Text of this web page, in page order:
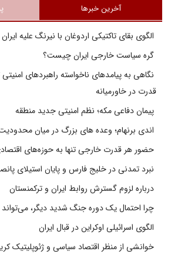
آخرین خبرها
الگوی بقای تاکتیکی اردوغان با نیرنگ علیه ایران
گره سیاست خارجی ایران چیست؟
نگاهی به پیامدهای ناخواسته راهبردهای امنیتی
قدرت در خاورمیانه
پیمان دفاعی مکه؛ نظم امنیتی جدید منطقه
اندی برنهام؛ وعده های بزرگ در میان
حضور هر قدرت خارجی تنها به حوزه‌های
نبرد تمدنی در خلیج فارس و پایان استیلای
درباره لزوم گسترش روابط ایران و ترکمنستان
چرا احتمال یک دوره جنگ شدید دیگر، می‌تواند
الگوی اسرائیلی اوکراین در قبال ایران
خوانشی از منظر اقتصاد سیاسی و ژئوپلیتیک